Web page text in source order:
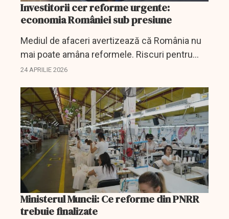
Investitorii cer reforme urgente:
economia României sub presiune
Mediul de afaceri avertizează că România nu
mai poate amâna reformele. Riscuri pentru
fondurile PNRR, rating și investiții.
24 APRILIE 2026
Ministerul Muncii: Ce reforme din PNRR
trebuie finalizate